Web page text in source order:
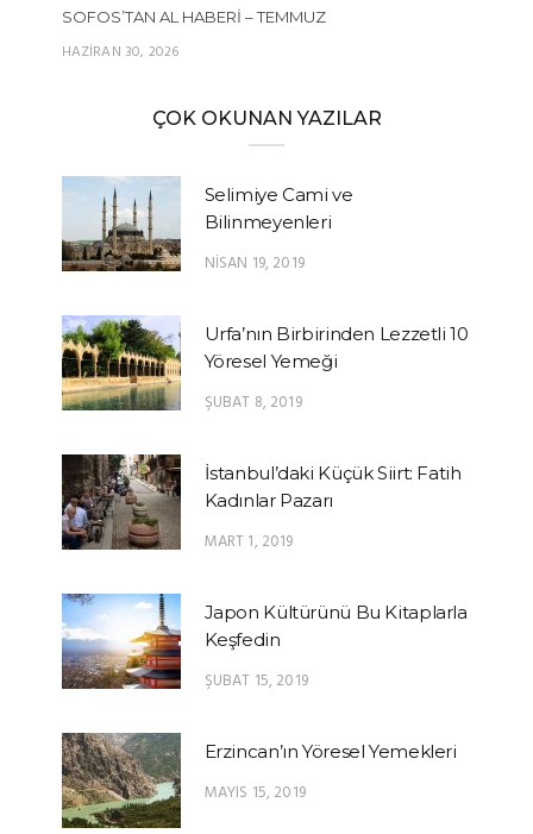
SOFOS’TAN AL HABERI – TEMMUZ
HAZIRAN 30, 2026
ÇOK OKUNAN YAZILAR
Selimiye Cami ve
Bilinmeyenleri
NISAN 19, 2019
Urfa’nın Birbirinden Lezzetli 10
Yöresel Yemeği
ŞUBAT 8, 2019
İstanbul’daki Küçük Siirt: Fatih
Kadınlar Pazarı
MART 1, 2019
Japon Kültürünü Bu Kitaplarla
Keşfedin
ŞUBAT 15, 2019
Erzincan’ın Yöresel Yemekleri
MAYIS 15, 2019